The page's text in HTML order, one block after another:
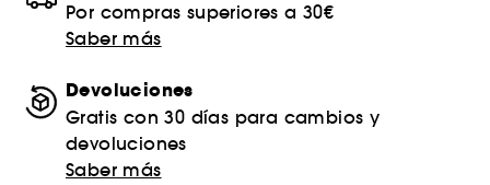
Por compras superiores a 30€
Saber más
Devoluciones
Gratis con 30 días para cambios y
devoluciones
Saber más